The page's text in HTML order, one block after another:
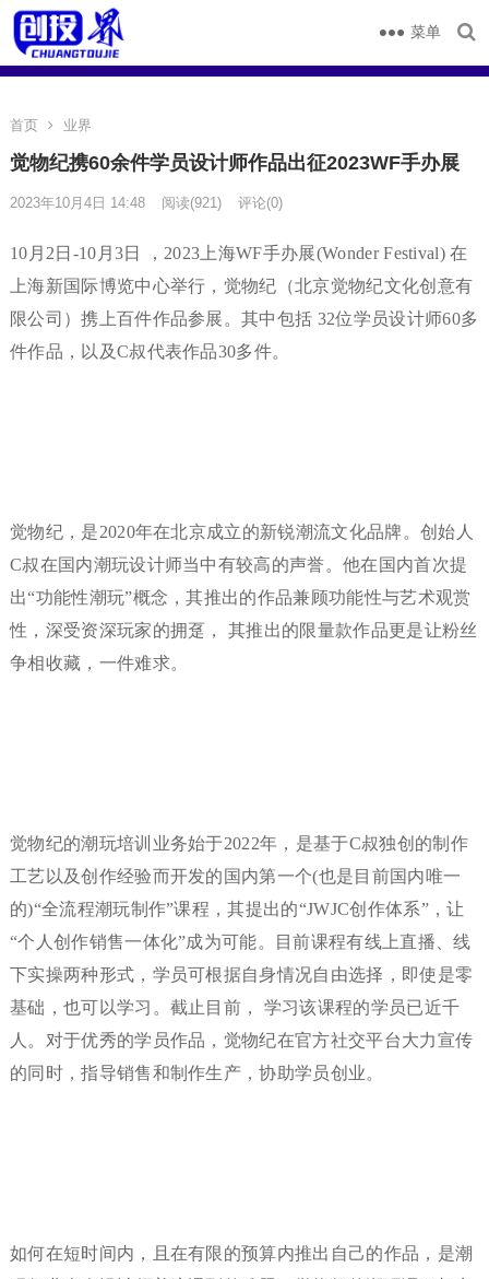
菜单
首页 业界
觉物纪携60余件学员设计师作品出征2023WF手办展
2023年10月4日 14:48 阅读(921) 评论(0)
10月2日-10月3日 ，2023上海WF手办展(Wonder Festival) 在
上海新国际博览中心举行，觉物纪（北京觉物纪文化创意有
限公司）携上百件作品参展。其中包括 32位学员设计师60多
件作品，以及C叔代表作品30多件。
觉物纪，是2020年在北京成立的新锐潮流文化品牌。创始人
C叔在国内潮玩设计师当中有较高的声誉。他在国内首次提
出“功能性潮玩”概念，其推出的作品兼顾功能性与艺术观赏
性，深受资深玩家的拥趸， 其推出的限量款作品更是让粉丝
争相收藏，一件难求。
觉物纪的潮玩培训业务始于2022年，是基于C叔独创的制作
工艺以及创作经验而开发的国内第一个(也是目前国内唯一
的)“全流程潮玩制作”课程，其提出的“JWJC创作体系”，让
“个人创作销售一体化”成为可能。目前课程有线上直播、线
下实操两种形式，学员可根据自身情况自由选择，即使是零
基础，也可以学习。截止目前， 学习该课程的学员已近千
人。对于优秀的学员作品，觉物纪在官方社交平台大力宣传
的同时，指导销售和制作生产，协助学员创业。
如何在短时间内，且在有限的预算内推出自己的作品，是潮